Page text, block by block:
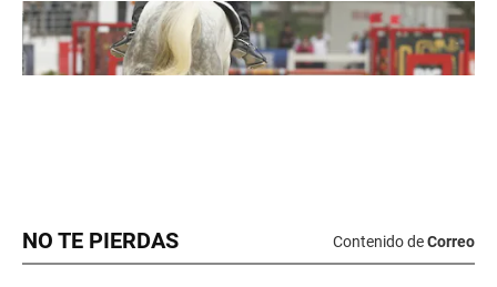
NO TE PIERDAS Contenido deCorreo